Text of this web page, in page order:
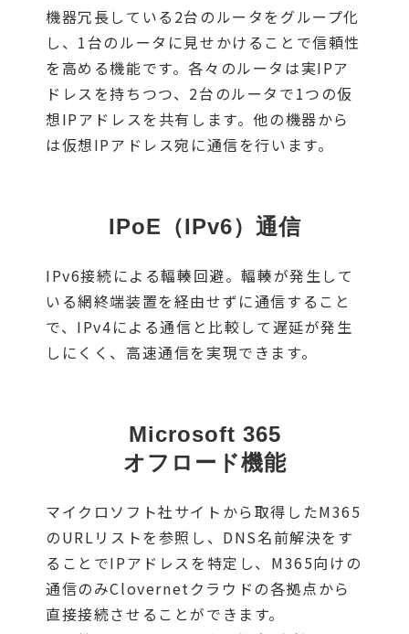
機器冗⾧している2台のルータをグループ化
し、1台のルータに見せかけることで信頼性
を高める機能です。各々のルータは実IPア
ドレスを持ちつつ、2台のルータで1つの仮
想IPアドレスを共有します。他の機器から
は仮想IPアドレス宛に通信を行います。
IPoE（IPv6）通信
IPv6接続による輻輳回避。輻輳が発生して
いる網終端装置を経由せずに通信すること
で、IPv4による通信と比較して遅延が発生
しにくく、高速通信を実現できます。
Microsoft 365
オフロード機能
マイクロソフト社サイトから取得したM365
のURLリストを参照し、DNS名前解決をす
ることでIPアドレスを特定し、M365向けの
通信のみClovernetクラウドの各拠点から
直接接続させることができます。